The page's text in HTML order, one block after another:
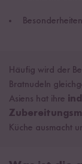
Häufig wird der
Bratnudeln
Asiens hat ihre
Küche ausmacht